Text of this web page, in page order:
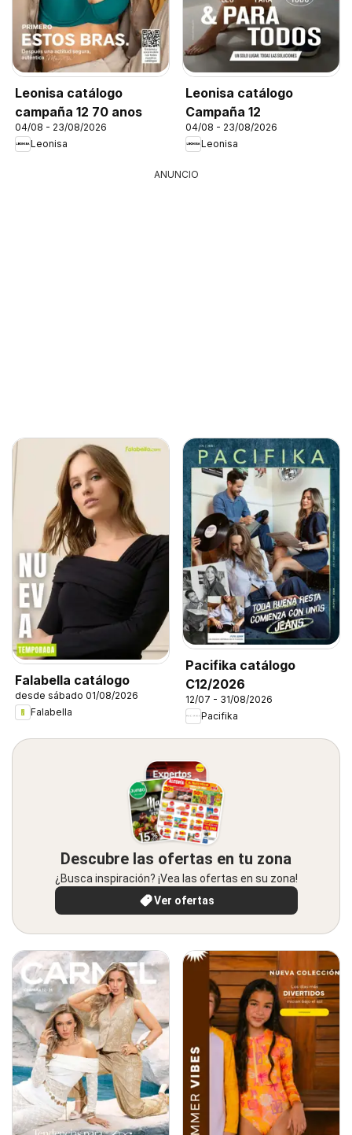
Leonisa catálogo
campaña 12 70 anos
04/08 - 23/08/2026
Leonisa
Leonisa catálogo
Campaña 12
04/08 - 23/08/2026
Leonisa
ANUNCIO
Falabella catálogo
desde sábado 01/08/2026
Falabella
Pacifika catálogo
C12/2026
12/07 - 31/08/2026
Pacifika
Descubre las ofertas en tu zona
¿Busca inspiración? ¡Vea las ofertas en su zona!
Ver ofertas